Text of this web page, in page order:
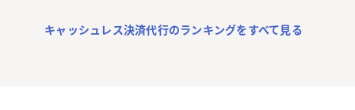
キャッシュレス決済代行のランキングをすべて見る